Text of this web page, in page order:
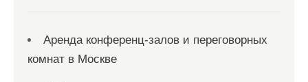
Аренда конференц-залов и переговорных
комнат в Москве